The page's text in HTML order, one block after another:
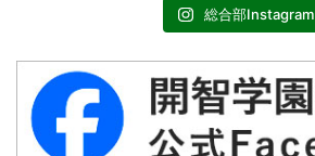
総合部Instagram